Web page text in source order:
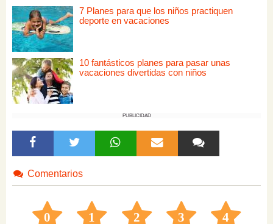
7 Planes para que los niños practiquen
deporte en vacaciones
10 fantásticos planes para pasar unas
vacaciones divertidas con niños
PUBLICIDAD
Comentarios
0 1 2 3 4